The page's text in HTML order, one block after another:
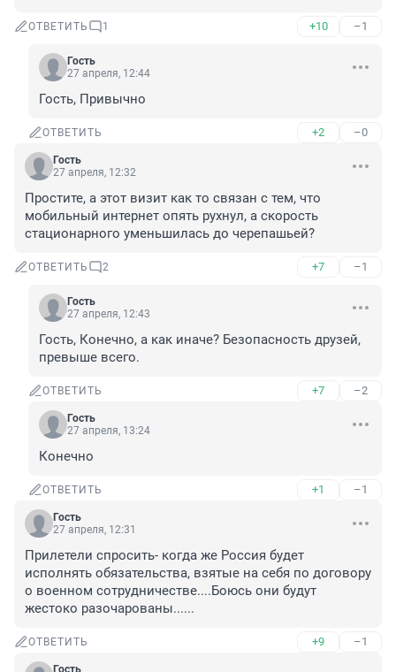
ОТВЕТИТЬ 1 +10 –1
Гость
27 апреля, 12:44
Гость, Привычно
ОТВЕТИТЬ +2 –0
Гость
27 апреля, 12:32
Простите, а этот визит как то связан с тем, что
мобильный интернет опять рухнул, а скорость
стационарного уменьшилась до черепашьей?
ОТВЕТИТЬ 2 +7 –1
Гость
27 апреля, 12:43
Гость, Конечно, а как иначе? Безопасность друзей,
превыше всего.
ОТВЕТИТЬ +7 –2
Гость
27 апреля, 13:24
Конечно
ОТВЕТИТЬ +1 –1
Гость
27 апреля, 12:31
Прилетели спросить- когда же Россия будет
исполнять обязательства, взятые на себя по договору
о военном сотрудничестве....Боюсь они будут
жестоко разочарованы......
ОТВЕТИТЬ +9 –1
Гость